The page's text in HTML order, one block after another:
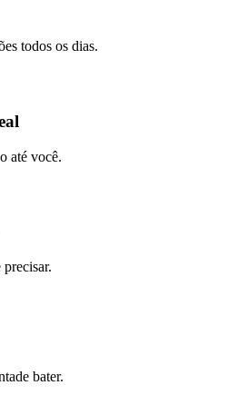
todos os dias.
até você.
bater.